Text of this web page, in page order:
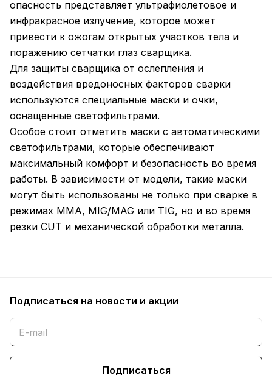
опасность представляет ультрафиолетовое и
инфракрасное излучение, которое может
привести к ожогам открытых участков тела и
поражению сетчатки глаз сварщика.
Для защиты сварщика от ослепления и
воздействия вредоносных факторов сварки
используются специальные маски и очки,
оснащенные светофильтрами.
Особое стоит отметить маски с автоматическими
светофильтрами, которые обеспечивают
максимальный комфорт и безопасность во время
работы. В зависимости от модели, такие маски
могут быть использованы не только при сварке в
режимах MMA, MIG/MAG или TIG, но и во время
резки CUT и механической обработки металла.
Подписаться на новости и акции
Подписаться